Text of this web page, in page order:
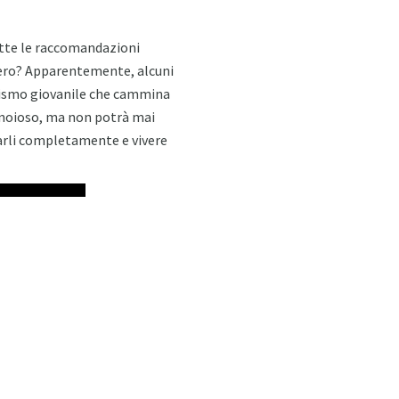
le raccomandazioni
Apparentemente, alcuni
giovanile che cammina
ma non potrà mai
completamente e vivere